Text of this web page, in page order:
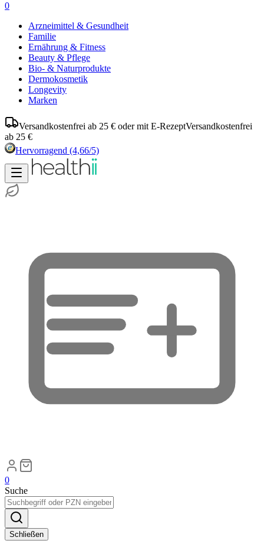
0
Arzneimittel & Gesundheit
Familie
Ernährung & Fitness
Beauty & Pflege
Bio- & Naturprodukte
Dermokosmetik
Longevity
Marken
Versandkostenfrei ab 25 € oder mit E-RezeptVersandkostenfrei
ab 25 €
Hervorragend (4,66/5)
0
Suche
Schließen